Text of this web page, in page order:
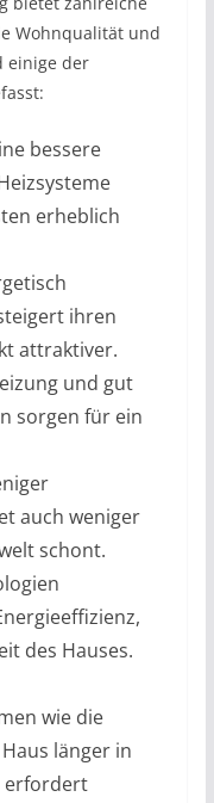
Wohnqualität und
einige der
bessere
erheblich
ihren
attraktiver.
und gut
sorgen für ein
auch weniger
schont.
des Hauses.
wie die
länger in
erfordert